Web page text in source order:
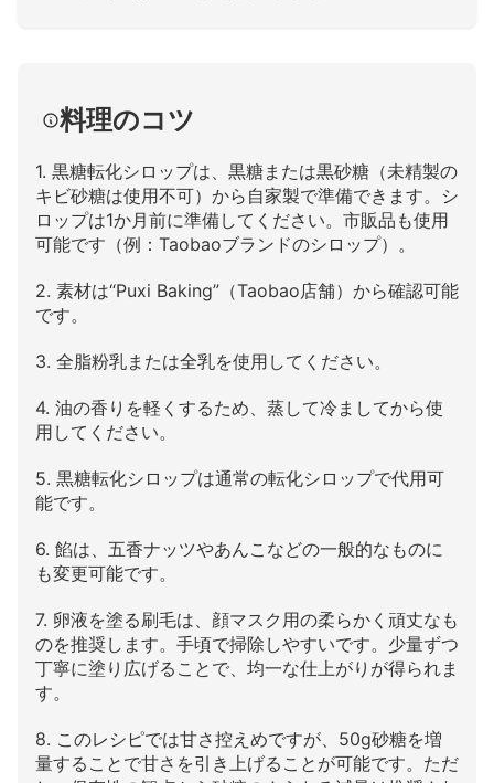
料理のコツ
1. 黒糖転化シロップは、黒糖または黒砂糖（未精製の
キビ砂糖は使用不可）から自家製で準備できます。シ
ロップは1か月前に準備してください。市販品も使用
可能です（例：Taobaoブランドのシロップ）。
2. 素材は“Puxi Baking”（Taobao店舗）から確認可能
です。
3. 全脂粉乳または全乳を使用してください。
4. 油の香りを軽くするため、蒸して冷ましてから使
用してください。
5. 黒糖転化シロップは通常の転化シロップで代用可
能です。
6. 餡は、五香ナッツやあんこなどの一般的なものに
も変更可能です。
7. 卵液を塗る刷毛は、顔マスク用の柔らかく頑丈なも
のを推奨します。手頃で掃除しやすいです。少量ずつ
丁寧に塗り広げることで、均一な仕上がりが得られま
す。
8. このレシピでは甘さ控えめですが、50g砂糖を増
量することで甘さを引き上げることが可能です。ただ